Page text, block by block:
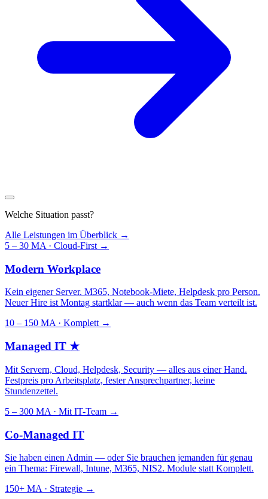
Welche Situation passt?
Alle Leistungen im Überblick →
5 – 30 MA · Cloud-First →
Modern Workplace
Kein eigener Server. M365, Notebook-Miete, Helpdesk pro Person.
Neuer Hire ist Montag startklar — auch wenn das Team verteilt ist.
10 – 150 MA · Komplett →
Managed IT ★
Mit Servern, Cloud, Helpdesk, Security — alles aus einer Hand.
Festpreis pro Arbeitsplatz, fester Ansprechpartner, keine
Stundenzettel.
5 – 300 MA · Mit IT-Team →
Co-Managed IT
Sie haben einen Admin — oder Sie brauchen jemanden für genau
ein Thema: Firewall, Intune, M365, NIS2. Module statt Komplett.
150+ MA · Strategie →